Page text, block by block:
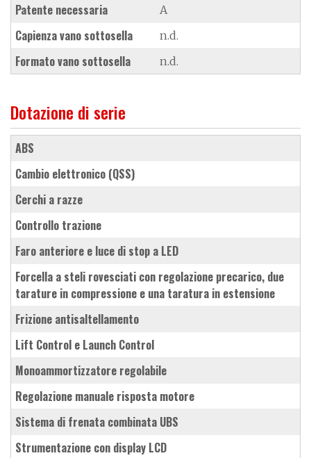
Patente necessaria A
Capienza vano sottosella n.d.
Formato vano sottosella n.d.
Dotazione di serie
ABS
cambio elettronico (QSS)
cerchi a razze
controllo trazione
faro anteriore e luce di stop a LED
forcella a steli rovesciati con regolazione precarico, due
tarature in compressione e una taratura in estensione
frizione antisaltellamento
Lift Control e Launch Control
monoammortizzatore regolabile
regolazione manuale risposta motore
sistema di frenata combinata UBS
strumentazione con display LCD